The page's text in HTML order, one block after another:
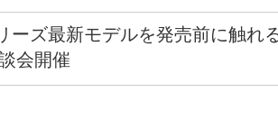
ーズ最新モデルを発売前に触れ
会開催